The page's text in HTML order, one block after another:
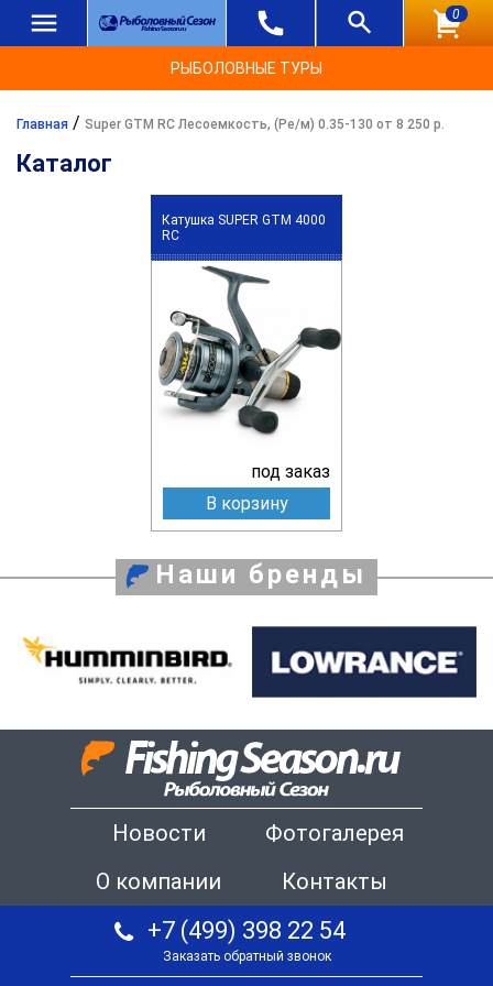
0
РЫБОЛОВНЫЕ ТУРЫ
Главная / Super GTM RC Лесоемкость, (Ре/м) 0.35-130 от 8 250 р.
Каталог
Катушка SUPER GTM 4000
RC
под заказ
В корзину
Наши бренды
Новости
Фотогалерея
О компании
Контакты
+7 (499) 398 22 54
Заказать обратный звонок